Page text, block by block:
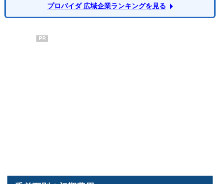
プロバイダ 広域企業ランキングを見る
PR